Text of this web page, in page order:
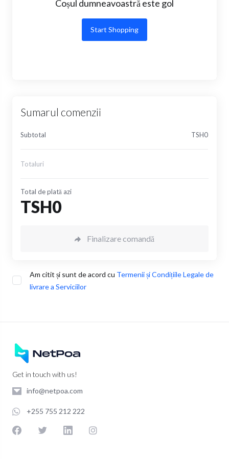
Coșul dumneavoastră este gol
Start Shopping
Sumarul comenzii
Subtotal TSH0
Totaluri
Total de plată azi
TSH0
Finalizare comandă
Am citit și sunt de acord cu Termenii și Condițiile Legale de
livrare a Serviciilor
Get in touch with us!
info@netpoa.com
+255 755 212 222